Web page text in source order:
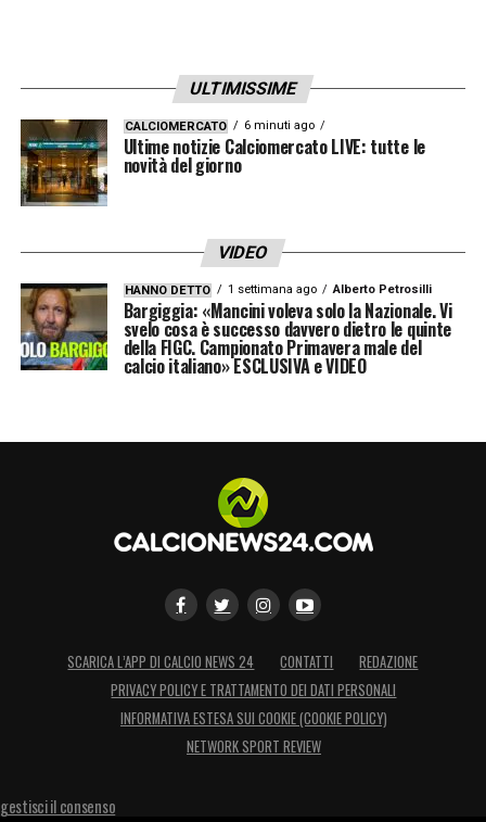
ULTIMISSIME
CALCIOMERCATO 6 minuti ago
Ultime notizie Calciomercato LIVE: tutte le
novità del giorno
VIDEO
HANNO DETTO 1 settimana ago Alberto Petrosilli
Bargiggia: «Mancini voleva solo la Nazionale. Vi
svelo cosa è successo davvero dietro le quinte
della FIGC. Campionato Primavera male del
calcio italiano» ESCLUSIVA e VIDEO
SCARICA L’APP DI CALCIO NEWS 24 CONTATTI
REDAZIONE
PRIVACY POLICY E TRATTAMENTO DEI DATI PERSONALI
INFORMATIVA ESTESA SUI COOKIE (COOKIE POLICY)
NETWORK SPORT REVIEW
gestisci il consenso